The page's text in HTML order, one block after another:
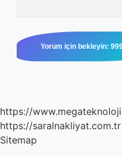
https://
https://saralnakliyat.com.tr
Sitemap